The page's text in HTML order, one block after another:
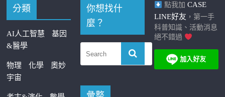
分類
AI人工智慧
基因
&醫學
物理 化學
奧妙
宇宙
你想找什
麼？
點我加 CASE
LINE好友 ，第一手
科普知識、活動消息
絕不錯過